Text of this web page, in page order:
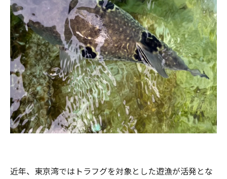
近年、東京湾ではトラフグを対象とした遊漁が活発とな